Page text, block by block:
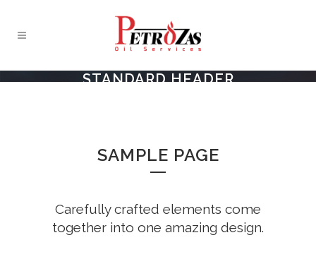
STANDARD HEADER
SAMPLE PAGE
Carefully crafted elements come
together into one amazing design.